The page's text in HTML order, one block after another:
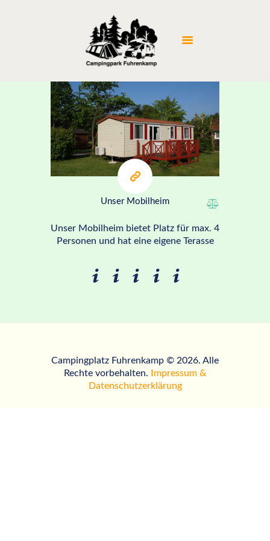
STARTSEITE
CAMPING
PREISE
UMGEBUNG
BILDERGALERIE
KONTAKTab 70€
Unser Mobilheim
Unser Mobilheim bietet Platz für max. 4
Personen und hat eine eigene Terasse
Campingplatz Fuhrenkamp © 2026. Alle
Rechte vorbehalten.
Impressum &
Datenschutzerklärung